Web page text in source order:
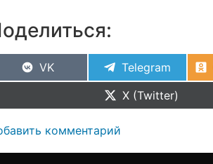
VK Telegram
X (Twitter)
комментарий